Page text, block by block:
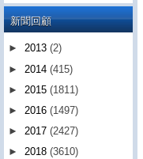
新聞回顧
► 2013 (2)
► 2014 (415)
► 2015 (1811)
► 2016 (1497)
► 2017 (2427)
► 2018 (3610)